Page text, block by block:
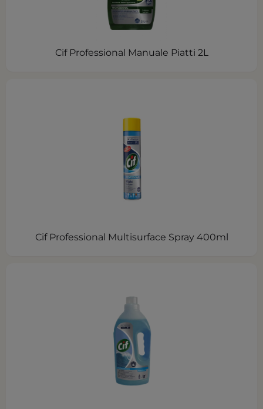
Cif Professional Manuale Piatti 2L
Cif Professional Multisurface Spray 400ml